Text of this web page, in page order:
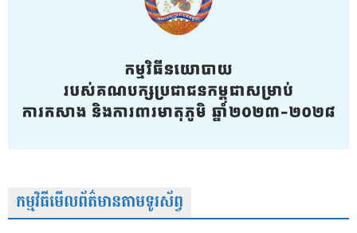
កម្មវិធីមើលព័ត៌មានតាមទូរស័ព្វ